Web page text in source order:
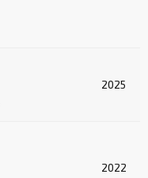
2025
2022